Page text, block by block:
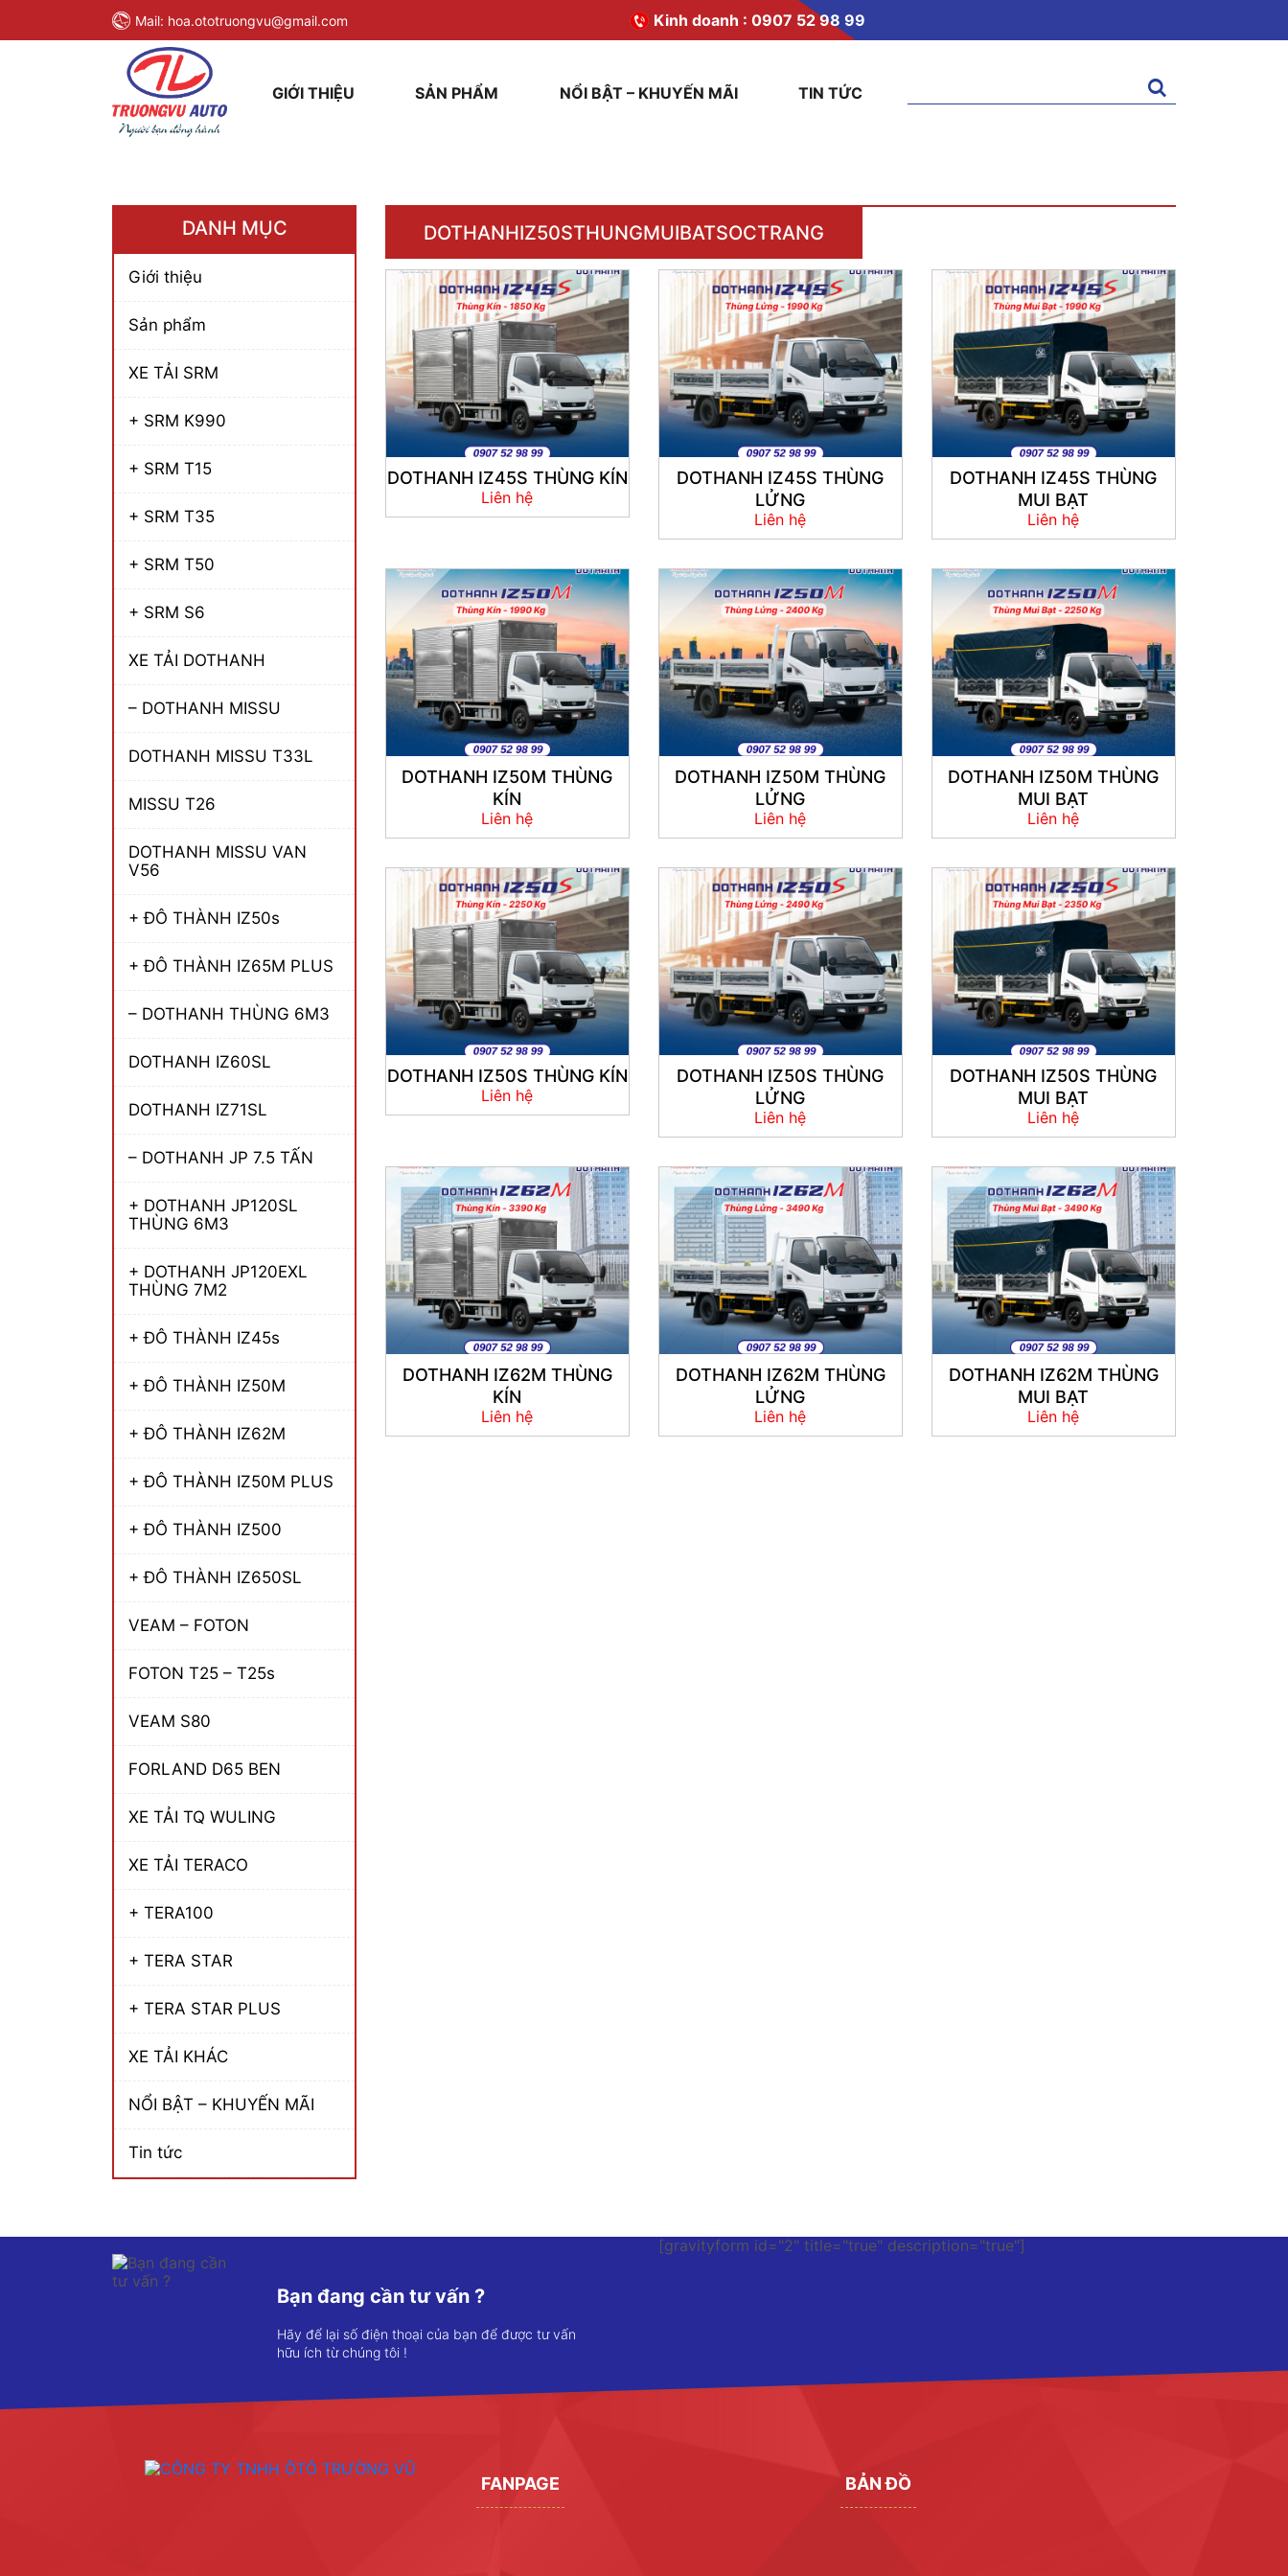
Mail: hoa.ototruongvu@gmail.com Kinh doanh : 0907 52 98 99
GIỚI THIỆU SẢN PHẨM NỔI BẬT – KHUYẾN MÃI TIN TỨC
kiếm:
DANH MỤC
Giới thiệu
Sản phẩm
XE TẢI SRM
+ SRM K990
+ SRM T15
+ SRM T35
+ SRM T50
+ SRM S6
XE TẢI DOTHANH
– DOTHANH MISSU
DOTHANH MISSU T33L
MISSU T26
DOTHANH MISSU VAN
V56
+ ĐÔ THÀNH IZ50s
+ ĐÔ THÀNH IZ65M PLUS
– DOTHANH THÙNG 6M3
DOTHANH IZ60SL
DOTHANH IZ71SL
– DOTHANH JP 7.5 TẤN
+ DOTHANH JP120SL
THÙNG 6M3
+ DOTHANH JP120EXL
THÙNG 7M2
+ ĐÔ THÀNH IZ45s
+ ĐÔ THÀNH IZ50M
+ ĐÔ THÀNH IZ62M
+ ĐÔ THÀNH IZ50M PLUS
+ ĐÔ THÀNH IZ500
+ ĐÔ THÀNH IZ650SL
VEAM – FOTON
FOTON T25 – T25s
VEAM S80
FORLAND D65 BEN
XE TẢI TQ WULING
XE TẢI TERACO
+ TERA100
+ TERA STAR
+ TERA STAR PLUS
XE TẢI KHÁC
NỔI BẬT – KHUYẾN MÃI
Tin tức
DOTHANHIZ50STHUNGMUIBATSOCTRANG
DOTHANH IZ45S THÙNG KÍN
Liên hệ
DOTHANH IZ45S THÙNG
LỬNG
Liên hệ
DOTHANH IZ45S THÙNG
MUI BẠT
Liên hệ
DOTHANH IZ50M THÙNG
KÍN
Liên hệ
DOTHANH IZ50M THÙNG
LỬNG
Liên hệ
DOTHANH IZ50M THÙNG
MUI BẠT
Liên hệ
DOTHANH IZ50S THÙNG KÍN
Liên hệ
DOTHANH IZ50S THÙNG
LỬNG
Liên hệ
DOTHANH IZ50S THÙNG
MUI BẠT
Liên hệ
DOTHANH IZ62M THÙNG
KÍN
Liên hệ
DOTHANH IZ62M THÙNG
LỬNG
Liên hệ
DOTHANH IZ62M THÙNG
MUI BẠT
Liên hệ
Bạn đang cần tư vấn ?
Hãy để lại số điện thoại của bạn để được tư vấn
hữu ích từ chúng tôi !
[gravityform id="2" title="true" description="true"]
FANPAGE BẢN ĐỒ